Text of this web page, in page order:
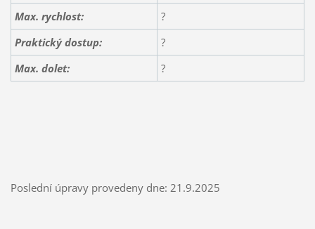
Max. rychlost:
?
Praktický dostup:
?
Max. dolet:
?
Poslední úpravy provedeny dne: 21.9.2025